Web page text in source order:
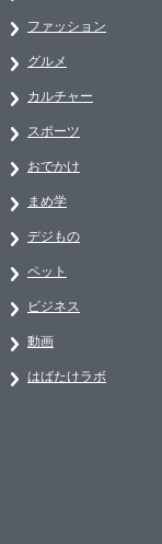
ファッション
グルメ
カルチャー
スポーツ
おでかけ
まめ学
デジもの
ペット
ビジネス
動画
はばたけラボ